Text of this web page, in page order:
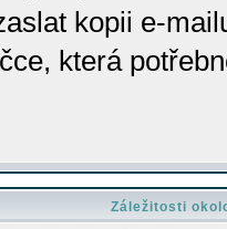
kopii e-
která
Záležitosti